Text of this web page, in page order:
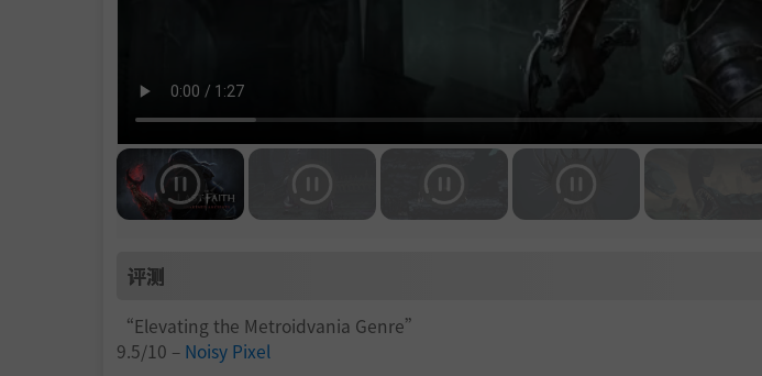
评测
“Elevating the Metroidvania Genre”
9.5/10 – Noisy Pixel